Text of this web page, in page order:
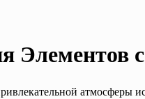
атмосферы